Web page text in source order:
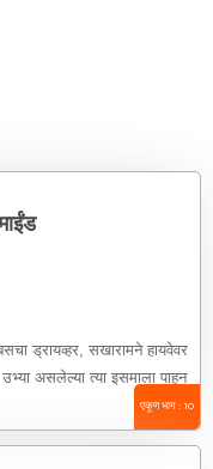
ड्रायव्हर, सखारामने हायवेवर
असलेल्या त्या इसमाला पाहुन
एकूण भाग : 10